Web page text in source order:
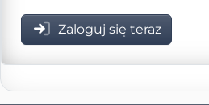
Zaloguj się teraz